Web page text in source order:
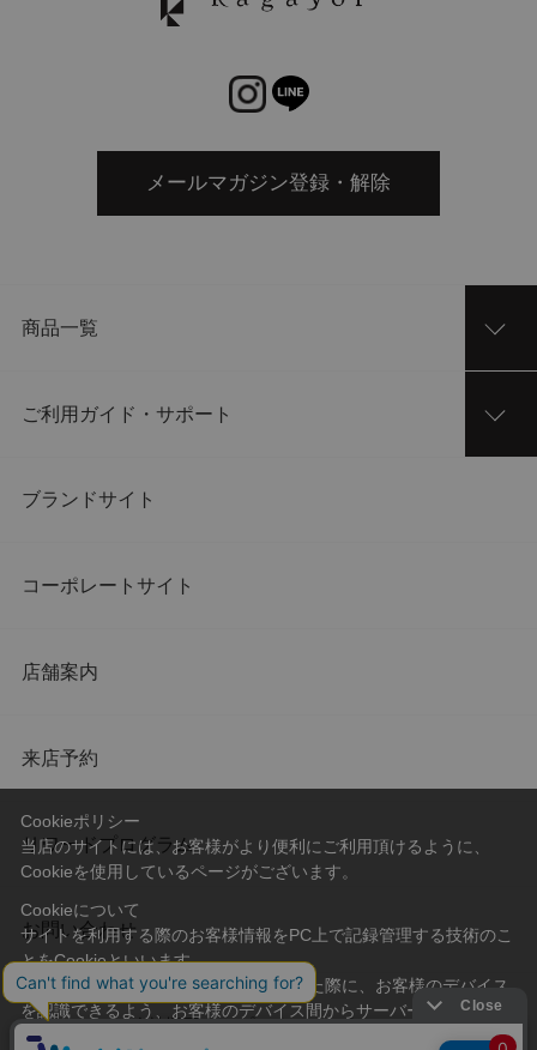
メールマガジン登録・解除
商品一覧
ご利用ガイド・サポート
ブランドサイト
コーポレートサイト
店舗案内
来店予約
リワードプログラム
お問い合わせ
会社概要 プライバシーポリシー
Cookieポリシー
当店のサイトには、お客様がより便利にご利用頂けるように、
Cookieを使用しているページがございます。
Cookieについて
サイトを利用する際のお客様情報をPC上で記録管理する技術のこ
とをCookieといいます。
Cookieはお客様がサイトを再訪問された際に、お客様のデバイス
を認識できるよう、お客様のデバイス間からサーバーへ送り返さ
れます。